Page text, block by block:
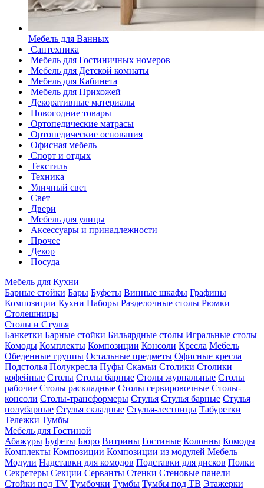
Мебель для Ванных
Сантехника
Мебель для Гостиничных номеров
Мебель для Детской комнаты
Мебель для Кабинета
Мебель для Прихожей
Декоративные материалы
Новогодние товары
Ортопедические матрасы
Ортопедические основания
Офисная мебель
Спорт и отдых
Текстиль
Техника
Уличный свет
Свет
Двери
Мебель для улицы
Аксессуары и принадлежности
Прочее
Декор
Посуда
Мебель для Кухни
Барные стойки Бары Буфеты Винные шкафы Графины
Композиции Кухни Наборы Разделочные столы Рюмки
Столешницы
Столы и Стулья
Банкетки Барные стойки Бильярдные столы Игральные столы
Комоды Комплекты Композиции Консоли Кресла Мебель
Обеденные группы Остальные предметы Офисные кресла
Подстолья Полукресла Пуфы Скамьи Столики Столики
кофейные Столы Столы барные Столы журнальные Столы
рабочие Столы раскладные Столы сервировочные Столы-
консоли Столы-трансформеры Стулья Стулья барные Стулья
полубарные Стулья складные Стулья-лестницы Табуретки
Тележки Тумбы
Мебель для Гостиной
Абажуры Буфеты Бюро Витрины Гостиные Колонны Комоды
Комплекты Композиции Композиции из модулей Мебель
Модули Надставки для комодов Подставки для дисков Полки
Секретеры Секции Серванты Стенки Стеновые панели
Стойки под TV Тумбочки Тумбы Тумбы под ТВ Этажерки